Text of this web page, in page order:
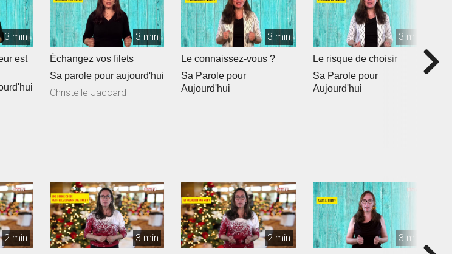
3 min
est
3 min
Échangez vos filets
Sa parole pour aujourd'hui
Christelle Jaccard
3 min
Le connaissez-vous ?
Sa Parole pour
Aujourd'hui
3 min
Le risque de choisir
Sa Parole pour
Aujourd'hui
2 min 3 min 2 min 3 min